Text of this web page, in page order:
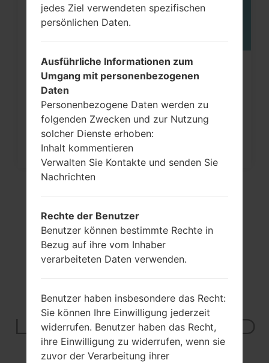
Wie kann man die
Werkseinstellungen durch Menü
auf...
Video
LGM400DY(LGM400D
Y) akaLG Stylus 3
jedes Ziel verwendeten spezifischen
persönlichen Daten.
Ausführliche Informationen zum
Umgang mit personenbezogenen
Daten
Personenbezogene Daten werden zu
folgenden Zwecken und zur Nutzung
solcher Dienste erhoben:
Inhalt kommentieren
Verwalten Sie Kontakte und senden Sie
Nachrichten
Rechte der Benutzer
Benutzer können bestimmte Rechte in
Bezug auf ihre vom Inhaber
verarbeiteten Daten verwenden.
Benutzer haben insbesondere das Recht:
Sie können Ihre Einwilligung jederzeit
widerrufen. Benutzer haben das Recht,
ihre Einwilligung zu widerrufen, wenn sie
zuvor der Verarbeitung ihrer